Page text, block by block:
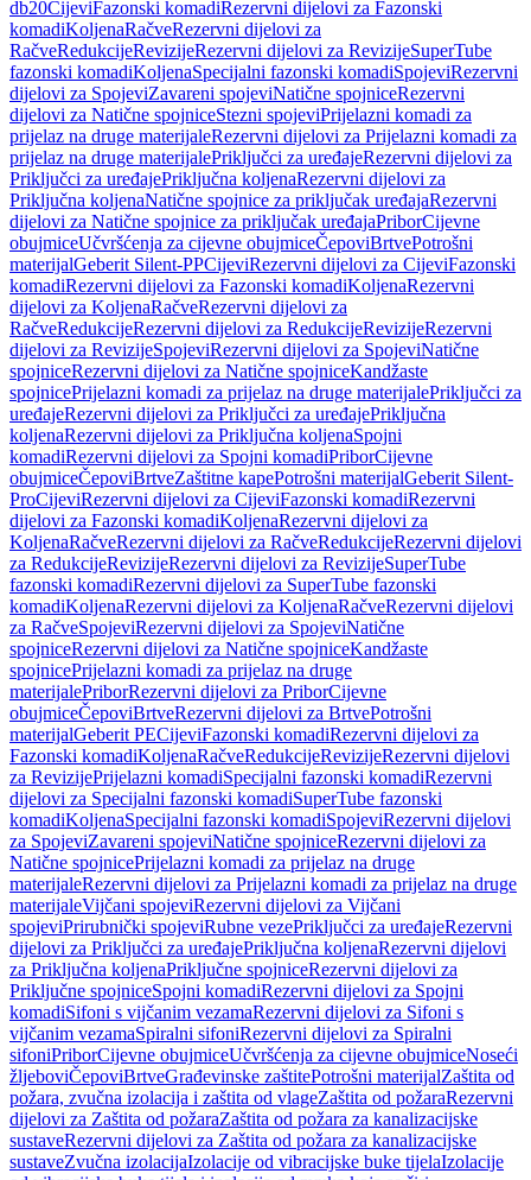
db20CijeviFazonski komadiRezervni dijelovi za Fazonski
komadiKoljenaRačveRezervni dijelovi za
RačveRedukcijeRevizijeRezervni dijelovi za RevizijeSuperTube
fazonski komadiKoljenaSpecijalni fazonski komadiSpojeviRezervni
dijelovi za SpojeviZavareni spojeviNatične spojniceRezervni
dijelovi za Natične spojniceStezni spojeviPrijelazni komadi za
prijelaz na druge materijaleRezervni dijelovi za Prijelazni komadi za
prijelaz na druge materijalePriključci za uređajeRezervni dijelovi za
Priključci za uređajePriključna koljenaRezervni dijelovi za
Priključna koljenaNatične spojnice za priključak uređajaRezervni
dijelovi za Natične spojnice za priključak uređajaPriborCijevne
obujmiceUčvršćenja za cijevne obujmiceČepoviBrtvePotrošni
materijalGeberit Silent-PPCijeviRezervni dijelovi za CijeviFazonski
komadiRezervni dijelovi za Fazonski komadiKoljenaRezervni
dijelovi za KoljenaRačveRezervni dijelovi za
RačveRedukcijeRezervni dijelovi za RedukcijeRevizijeRezervni
dijelovi za RevizijeSpojeviRezervni dijelovi za SpojeviNatične
spojniceRezervni dijelovi za Natične spojniceKandžaste
spojnicePrijelazni komadi za prijelaz na druge materijalePriključci za
uređajeRezervni dijelovi za Priključci za uređajePriključna
koljenaRezervni dijelovi za Priključna koljenaSpojni
komadiRezervni dijelovi za Spojni komadiPriborCijevne
obujmiceČepoviBrtveZaštitne kapePotrošni materijalGeberit Silent-
ProCijeviRezervni dijelovi za CijeviFazonski komadiRezervni
dijelovi za Fazonski komadiKoljenaRezervni dijelovi za
KoljenaRačveRezervni dijelovi za RačveRedukcijeRezervni dijelovi
za RedukcijeRevizijeRezervni dijelovi za RevizijeSuperTube
fazonski komadiRezervni dijelovi za SuperTube fazonski
komadiKoljenaRezervni dijelovi za KoljenaRačveRezervni dijelovi
za RačveSpojeviRezervni dijelovi za SpojeviNatične
spojniceRezervni dijelovi za Natične spojniceKandžaste
spojnicePrijelazni komadi za prijelaz na druge
materijalePriborRezervni dijelovi za PriborCijevne
obujmiceČepoviBrtveRezervni dijelovi za BrtvePotrošni
materijalGeberit PECijeviFazonski komadiRezervni dijelovi za
Fazonski komadiKoljenaRačveRedukcijeRevizijeRezervni dijelovi
za RevizijePrijelazni komadiSpecijalni fazonski komadiRezervni
dijelovi za Specijalni fazonski komadiSuperTube fazonski
komadiKoljenaSpecijalni fazonski komadiSpojeviRezervni dijelovi
za SpojeviZavareni spojeviNatične spojniceRezervni dijelovi za
Natične spojnicePrijelazni komadi za prijelaz na druge
materijaleRezervni dijelovi za Prijelazni komadi za prijelaz na druge
materijaleVijčani spojeviRezervni dijelovi za Vijčani
spojeviPrirubnički spojeviRubne vezePriključci za uređajeRezervni
dijelovi za Priključci za uređajePriključna koljenaRezervni dijelovi
za Priključna koljenaPriključne spojniceRezervni dijelovi za
Priključne spojniceSpojni komadiRezervni dijelovi za Spojni
komadiSifoni s vijčanim vezamaRezervni dijelovi za Sifoni s
vijčanim vezamaSpiralni sifoniRezervni dijelovi za Spiralni
sifoniPriborCijevne obujmiceUčvršćenja za cijevne obujmiceNoseći
žljeboviČepoviBrtveGrađevinske zaštitePotrošni materijalZaštita od
požara, zvučna izolacija i zaštita od vlageZaštita od požaraRezervni
dijelovi za Zaštita od požaraZaštita od požara za kanalizacijske
sustaveRezervni dijelovi za Zaštita od požara za kanalizacijske
sustaveZvučna izolacijaIzolacije od vibracijske buke tijelaIzolacije